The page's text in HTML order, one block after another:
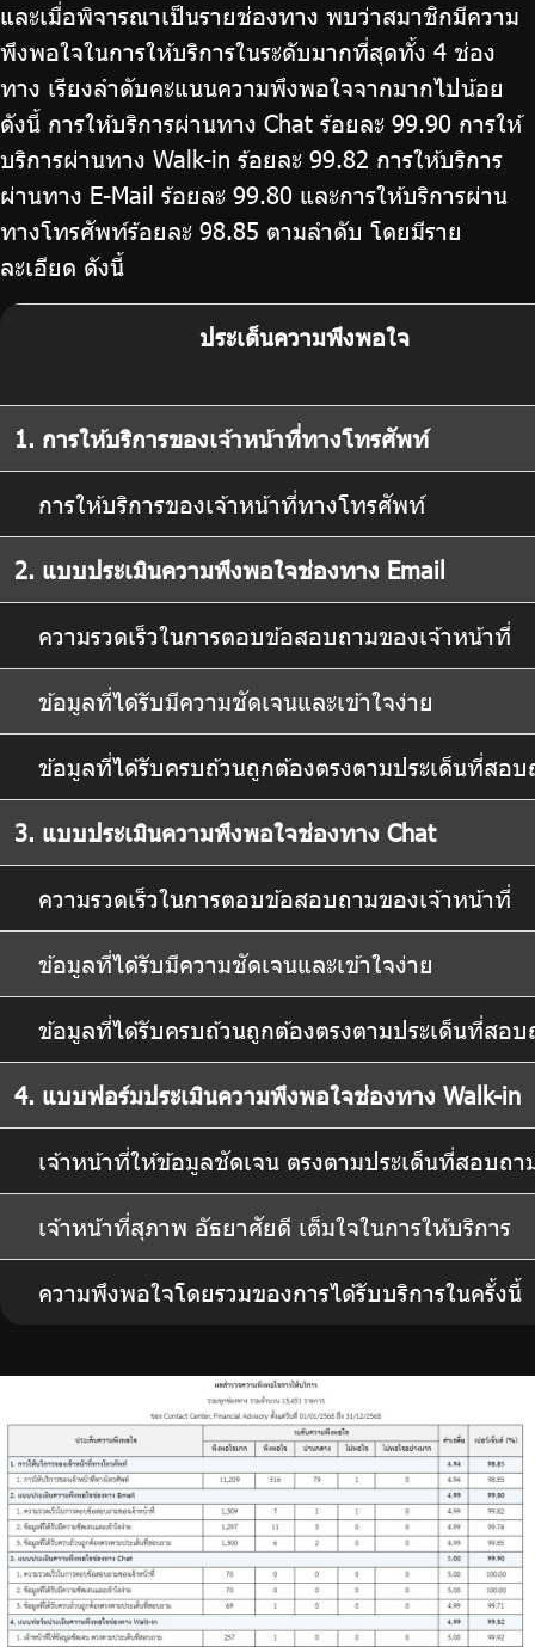
และเมื่อพิจารณาเป็นรายช่องทาง พบว่าสมาชิกมีความ
พึงพอใจในการให้บริการในระดับมากที่สุดทั้ง 4 ช่อง
ทาง เรียงลำดับคะแนนความพึงพอใจจากมากไปน้อย
ดังนี้ การให้บริการผ่านทาง Chat ร้อยละ 99.90 การให้
บริการผ่านทาง Walk-in ร้อยละ 99.82 การให้บริการ
ผ่านทาง E-Mail ร้อยละ 99.80 และการให้บริการผ่าน
ทางโทรศัพท์ร้อยละ 98.85 ตามลำดับ โดยมีราย
ละเอียด ดังนี้
ประเด็นความพึงพอใจ
1. การให้บริการของเจ้าหน้าที่ทางโทรศัพท์
การให้บริการของเจ้าหน้าที่ทางโทรศัพท์
2. แบบประเมินความพึงพอใจช่องทาง Email
ความรวดเร็วในการตอบข้อสอบถามของเจ้าหน้าที่
ข้อมูลที่ได้รับมีความชัดเจนและเข้าใจง่าย
ข้อมูลที่ได้รับครบถ้วนถูกต้องตรงตามประเด็นที่สอบ
3. แบบประเมินความพึงพอใจช่องทาง Chat
ความรวดเร็วในการตอบข้อสอบถามของเจ้าหน้าที่
ข้อมูลที่ได้รับมีความชัดเจนและเข้าใจง่าย
ข้อมูลที่ได้รับครบถ้วนถูกต้องตรงตามประเด็นที่สอบ
4. แบบฟอร์มประเมินความพึงพอใจช่องทาง Walk-in
เจ้าหน้าที่ให้ข้อมูลชัดเจน ตรงตามประเด็นที่สอบถา
เจ้าหน้าที่สุภาพ อัธยาศัยดี เต็มใจในการให้บริการ
ความพึงพอใจโดยรวมของการได้รับบริการในครั้งนี้